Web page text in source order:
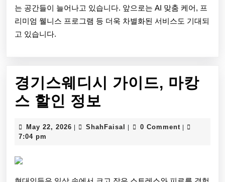
는 공간들이 늘어나고 있습니다. 앞으로는 AI 맞춤 케어, 프
리미엄 웰니스 프로그램 등 더욱 차별화된 서비스도 기대되
고 있습니다.
경기스웨디시 가이드, 마캉
스 할인 정보
May 22, 2026 May ShahFaisal ShahFaisal
0 Comment
7:04 pm